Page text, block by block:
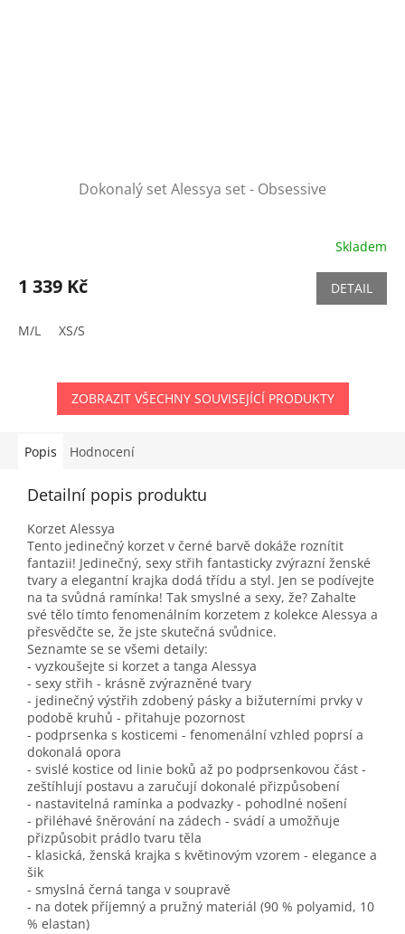
Dokonalý set Alessya set - Obsessive
Skladem
1 339 Kč DETAIL
M/L XS/S
ZOBRAZIT VŠECHNY SOUVISEJÍCÍ PRODUKTY
Popis Hodnocení
Detailní popis produktu
Korzet Alessya
Tento jedinečný korzet v černé barvě dokáže roznítit
fantazii! Jedinečný, sexy střih fantasticky zvýrazní ženské
tvary a elegantní krajka dodá třídu a styl. Jen se podívejte
na ta svůdná ramínka! Tak smyslné a sexy, že? Zahalte
své tělo tímto fenomenálním korzetem z kolekce Alessya a
přesvědčte se, že jste skutečná svůdnice.
Seznamte se se všemi detaily:
- vyzkoušejte si korzet a tanga Alessya
- sexy střih - krásně zvýrazněné tvary
- jedinečný výstřih zdobený pásky a bižuterními prvky v
podobě kruhů - přitahuje pozornost
- podprsenka s kosticemi - fenomenální vzhled poprsí a
dokonalá opora
- svislé kostice od linie boků až po podprsenkovou část -
zeštíhlují postavu a zaručují dokonalé přizpůsobení
- nastavitelná ramínka a podvazky - pohodlné nošení
- přiléhavé šněrování na zádech - svádí a umožňuje
přizpůsobit prádlo tvaru těla
- klasická, ženská krajka s květinovým vzorem - elegance a
šik
- smyslná černá tanga v soupravě
- na dotek příjemný a pružný materiál (90 % polyamid, 10
% elastan)